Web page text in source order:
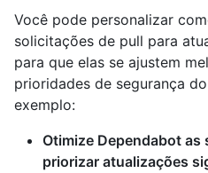
Você pode personalizar
solicitações de pull para
para que elas se ajustem
prioridades de segurança
exemplo:
Otimize Dependabot
priorizar atualizações